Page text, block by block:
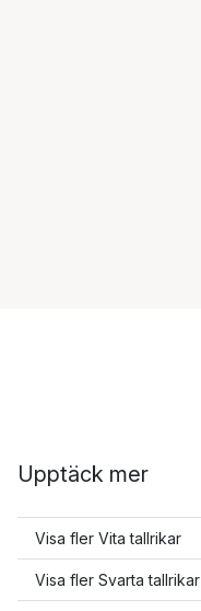
Upptäck mer
Visa fler Vita tallrikar
Visa fler Svarta tallrikar